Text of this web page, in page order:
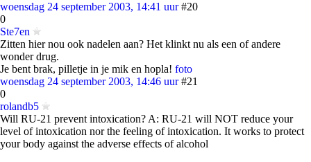
woensdag 24 september 2003, 14:41 uur #20
0
Ste7en
Zitten hier nou ook nadelen aan? Het klinkt nu als een of andere
wonder drug.
Je bent brak, pilletje in je mik en hopla! foto
woensdag 24 september 2003, 14:46 uur #21
0
rolandb5
Will RU-21 prevent intoxication? A: RU-21 will NOT reduce your
level of intoxication nor the feeling of intoxication. It works to protect
your body against the adverse effects of alcohol